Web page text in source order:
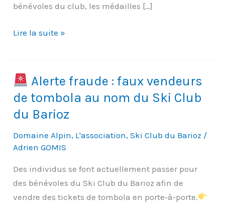
bénévoles du club, les médailles […]
Remise
2026
Lire la suite »
Alerte fraude : faux vendeurs
de tombola au nom du Ski Club
du Barioz
Domaine Alpin, L'association,Ski Club du Barioz /
Adrien GOMIS
Des individus se font actuellement passer pour
des bénévoles du Ski Club du Barioz afin de
vendre des tickets de tombola en porte‑à‑porte.